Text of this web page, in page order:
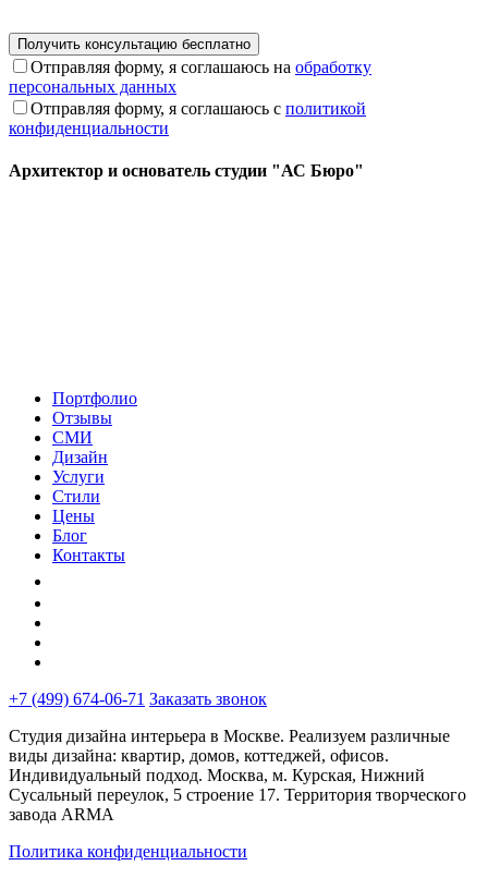
Отправляя форму, я соглашаюсь на обработку
персональных данных
Отправляя форму, я соглашаюсь с политикой
конфиденциальности
Архитектор и основатель студии "АС Бюро"
Портфолио
Отзывы
СМИ
Дизайн
Услуги
Стили
Цены
Блог
Контакты
+7 (499) 674-06-71 Заказать звонок
Студия дизайна интерьера в Москве. Реализуем различные
виды дизайна: квартир, домов, коттеджей, офисов.
Индивидуальный подход. Москва, м. Курская, Нижний
Сусальный переулок, 5 строение 17. Территория творческого
завода ARMA
Политика конфиденциальности